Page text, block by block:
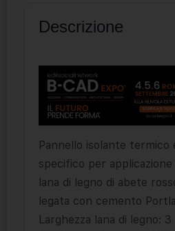
Descrizione
Pannello isolante termico
specifico per
lana di legno di abete
legata con cemento
Larghezza lana di legno: 3